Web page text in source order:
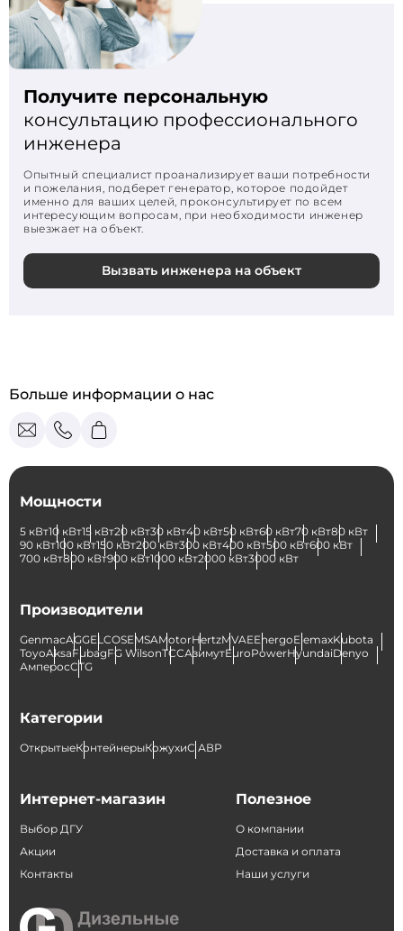
Получите персональную
консультацию профессионального
инженера
Опытный специалист проанализирует ваши потребности
и пожелания, подберет генератор, которое подойдет
именно для ваших целей, проконсультирует по всем
интересующим вопросам, при необходимости инженер
выезжает на объект.
Вызвать инженера на объект
Больше информации о нас
Мощности
5 кВт10 кВт15 кВт20 кВт30 кВт40 кВт50 кВт60 кВт70 кВт80 кВт
90 кВт100 кВт150 кВт200 кВт300 кВт400 кВт500 кВт600 кВт
700 кВт800 кВт900 кВт1000 кВт2000 кВт3000 кВт
Производители
GenmacAGGELCOSEMSAMotorHertzMVAEEnergoElemaxKubota
ToyoAksaFubagFG WilsonТССАзимутEuroPowerHyundaiDenyo
АмперосCTG
Категории
ОткрытыеКонтейнерыКожухиС АВР
Интернет-магазин
Выбор ДГУ
Акции
Контакты
Полезное
О компании
Доставка и оплата
Наши услуги